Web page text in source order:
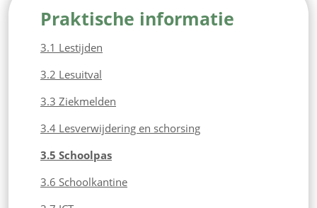
Praktische informatie
3.1 Lestijden
3.2 Lesuitval
3.3 Ziekmelden
3.4 Lesverwijdering en schorsing
3.5 Schoolpas
3.6 Schoolkantine